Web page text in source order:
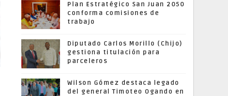
Plan Estratégico San Juan 2050
conforma comisiones de
trabajo
Diputado Carlos Morillo (Chijo)
gestiona titulación para
parceleros
Wilson Gómez destaca legado
del general Timoteo Ogando en